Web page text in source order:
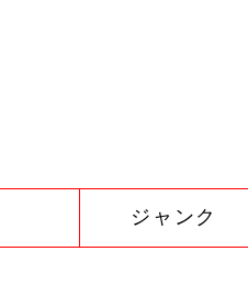
ジャンク